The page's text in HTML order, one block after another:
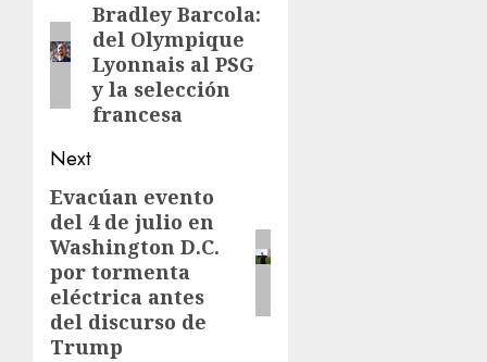
Bradley Barcola:
del Olympique
Lyonnais al PSG
y la selección
francesa
Next
Evacúan evento
del 4 de julio en
Washington D.C.
por tormenta
eléctrica antes
del discurso de
Trump